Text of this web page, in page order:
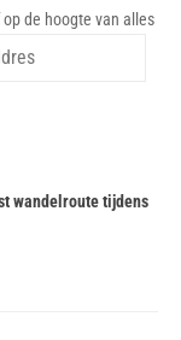
de hoogte van alles
wandelroute tijdens